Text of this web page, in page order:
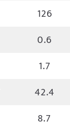
126
0.6
1.7
42.4
8.7